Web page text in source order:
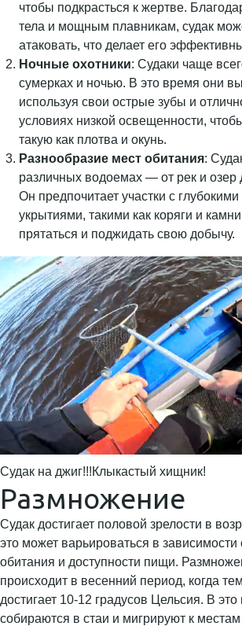
чтобы подкрасться к жертве.
тела и мощным плавникам, судак
атаковать, что делает его
Ночные охотники: Судаки чаще
сумерках и ночью. В это время они
используя свои острые зубы и
условиях низкой освещенности,
такую как плотва и окунь.
Разнообразие мест обитания:
различных водоемах — от рек и
Он предпочитает участки с
укрытиями, такими как коряги и
прятаться и поджидать свою добычу.
Судак на джиг!!!Клыкастый хищник!
Размножение
Судак достигает половой зрелости в
это может варьироваться в
обитания и доступности пищи.
происходит в весенний период, когда
достигает 10-12 градусов Цельсия. В
собираются в стаи и мигрируют к